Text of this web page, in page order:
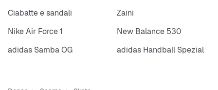
Ciabatte e sandali
Zaini
Nike Air Force 1
New Balance 530
adidas Samba OG
adidas Handball Spezial